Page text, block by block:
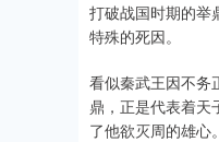
打破战国时期的举
特殊的死因。
看似秦武王因不务
鼎，正是代表着天
了他欲灭周的雄心